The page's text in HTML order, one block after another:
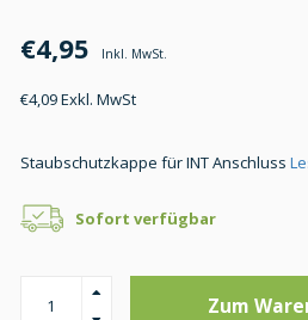
€4,95 Inkl. MwSt.
€4,09 Exkl. MwSt
Staubschutzkappe für INT Anschluss
Sofort verfügbar
Zum